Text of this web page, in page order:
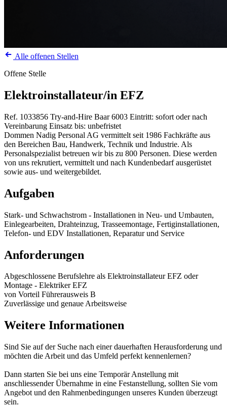
Alle offenen Stellen
Offene Stelle
Elektroinstallateur/in EFZ
Ref. 1033856 Try-and-Hire Baar 6003 Eintritt: sofort oder nach
Vereinbarung Einsatz bis: unbefristet
Dommen Nadig Personal AG vermittelt seit 1986 Fachkräfte aus
den Bereichen Bau, Handwerk, Technik und Industrie. Als
Personalspezialist betreuen wir bis zu 800 Personen. Diese werden
von uns rekrutiert, vermittelt und nach Kundenbedarf ausgerüstet
sowie aus- und weitergebildet.
Aufgaben
Stark- und Schwachstrom - Installationen in Neu- und Umbauten,
Einlegearbeiten, Drahteinzug, Trasseemontage, Fertiginstallationen,
Telefon- und EDV Installationen, Reparatur und Service
Anforderungen
Abgeschlossene Berufslehre als Elektroinstallateur EFZ oder
Montage - Elektriker EFZ
von Vorteil Führerausweis B
Zuverlässige und genaue Arbeitsweise
Weitere Informationen
Sind Sie auf der Suche nach einer dauerhaften Herausforderung und
möchten die Arbeit und das Umfeld perfekt kennenlernen?
Dann starten Sie bei uns eine Temporär Anstellung mit
anschliessender Übernahme in eine Festanstellung, sollten Sie vom
Angebot und den Rahmenbedingungen unseres Kunden überzeugt
sein.